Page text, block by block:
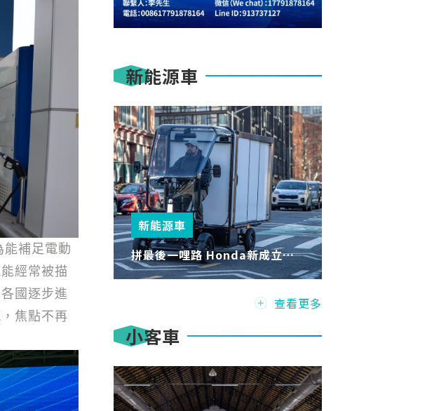
能補足電動
經常被描
國逐步進
焦點不再
新能源車
新能源車
拼最後一哩路 Honda新成立的
公司 Fastport 首輛全電動都會
物流車e-Quad
查看更多
小客車